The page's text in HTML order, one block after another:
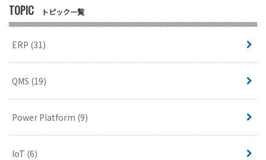
TOPIC トピック一覧
ERP (31)
QMS (19)
Power Platform (9)
IoT (6)